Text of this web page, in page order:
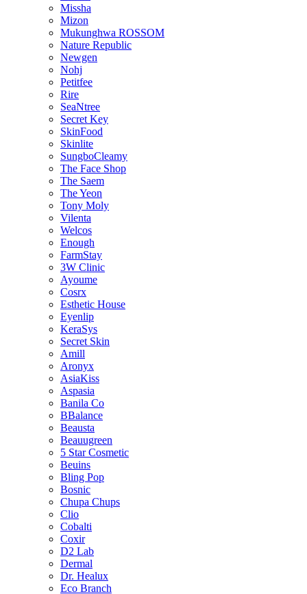
Missha
Mizon
Mukunghwa ROSSOM
Nature Republic
Newgen
Nohj
Petitfee
Rire
SeaNtree
Secret Key
SkinFood
Skinlite
SungboCleamy
The Face Shop
The Saem
The Yeon
Tony Moly
Vilenta
Welcos
Enough
FarmStay
3W Clinic
Ayoume
Cosrx
Esthetic House
Eyenlip
KeraSys
Secret Skin
Amill
Aronyx
AsiaKiss
Aspasia
Banila Co
BBalance
Beausta
Beauugreen
5 Star Cosmetic
Beuins
Bling Pop
Bosnic
Chupa Chups
Clio
Cobalti
Coxir
D2 Lab
Dermal
Dr. Healux
Eco Branch